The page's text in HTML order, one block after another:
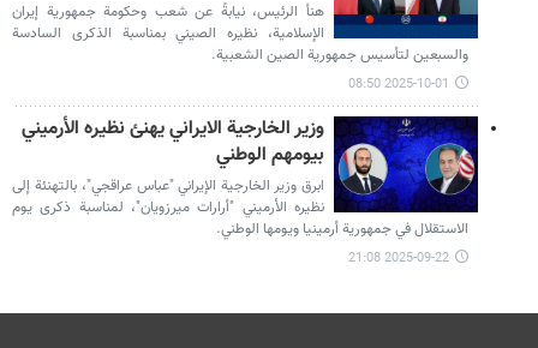
هنأ الرئيس، نيابةً عن شعب وحكومة جمهورية إيران
الإسلامية، نظيره الصيني بمناسبة الذكرى السادسة
والسبعين لتأسيس جمهورية الصين الشعبية.
2025-10-01 08:50
وزير الخارجية الايراني يهنئ نظيره الأرميني
بيومهم الوطني
ابرق وزير الخارجية الإيراني "عباس عراقجي"، بالتهنئة إلى
نظيره الأرميني "أرارات ميرزويان"، لمناسبة ذكرى يوم
الاستقلال في جمهورية أرمينيا ويومها الوطني.
2025-09-22 21:08